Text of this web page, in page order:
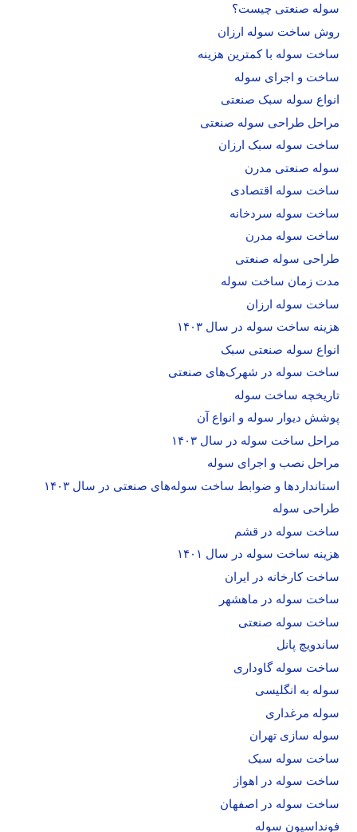
سوله صنعتی چیست؟
روش ساخت سوله ارزان
ساخت سوله با کمترین هزینه
ساخت و اجرای سوله
انواع سوله سبک صنعتی
مراحل طراحی سوله صنعتی
ساخت سوله سبک ارزان
سوله صنعتی مدرن
ساخت سوله اقتصادی
ساخت سوله سردخانه
ساخت سوله مدرن
طراحی سوله صنعتی
مدت زمان ساخت سوله
ساخت سوله ارزان
هزینه ساخت سوله در سال ۱۴۰۳
انواع سوله صنعتی سبک
ساخت سوله در شهرک‌های صنعتی
تاریخچه ساخت سوله
پوشش دیوار سوله و انواع آن
مراحل ساخت سوله در سال ۱۴۰۳
مراحل نصب و اجرای سوله
استانداردها و ضوابط ساخت سوله‌های صنعتی در سال ۱۴۰۳
طراحی سوله
ساخت سوله در قشم
هزینه ساخت سوله در سال ۱۴۰۱
ساخت کارخانه در ایران
ساخت سوله در ماهشهر
ساخت سوله صنعتی
ساندویچ پانل
ساخت سوله گاوداری
سوله به انگلیسی
سوله مرغداری
سوله سازی تهران
ساخت سوله سبک
ساخت سوله در اهواز
ساخت سوله در اصفهان
فونداسیون سوله